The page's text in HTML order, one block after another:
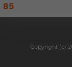
85
Copyright (c)